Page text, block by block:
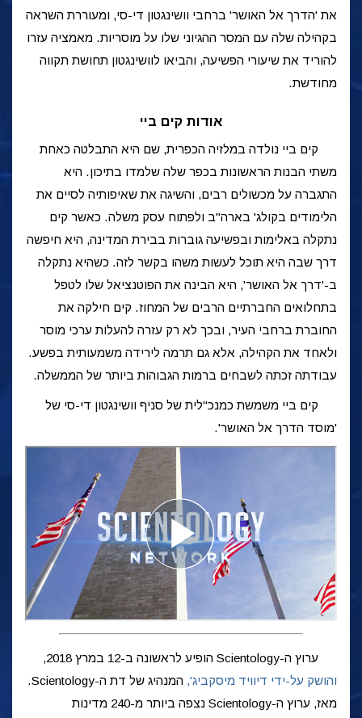
את 'הדרך אל האושר' ברחבי וושינגטון די-סי, ומעוררת השראה
בקהילה שלה עם המסר ההגיוני שלו על מוסריות. מאמציה עזרו
להוריד את שיעורי הפשיעה, והביאו לוושינגטון תחושת תקווה
מחודשת.
אודות קים ביי
קים ביי נולדה במלזיה הכפרית, שם היא התבלטה כאחת
משתי הבנות הראשונות בכפר שלה שלמדו בתיכון. היא
התגברה על מכשולים רבים, והשיגה את שאיפותיה לסיים את
הלימודים בקולג' בארה"ב ולפתוח עסק משלה. כאשר קים
נתקלה באלימות ובפשיעה גוברות בבירת המדינה, היא חיפשה
דרך שבה היא תוכל לעשות משהו בקשר לזה. כשהיא נתקלה
ב-'דרך אל האושר', היא הבינה את הפוטנציאל שלו לטפל
בתחלואים החברתיים הרבים של המחוז. קים חילקה את
החוברת ברחבי העיר, ובכך לא רק עזרה להעלות ערכי מוסר
ולאחד את הקהילה, אלא גם תרמה לירידה משמעותית בפשע.
עבודתה זכתה לשבחים ברמות הגבוהות ביותר של הממשלה.
קים ביי משמשת כמנכ"לית של סניף וושינגטון די-סי של
'מוסד הדרך אל האושר'.
ערוץ ה-Scientology הופיע לראשונה ב-12 במרץ 2018,
והושק על-ידי דיוויד מיסקביג',
המנהיג של דת ה-Scientology.
מאז, ערוץ ה-Scientology נצפה ביותר מ-240 מדינות